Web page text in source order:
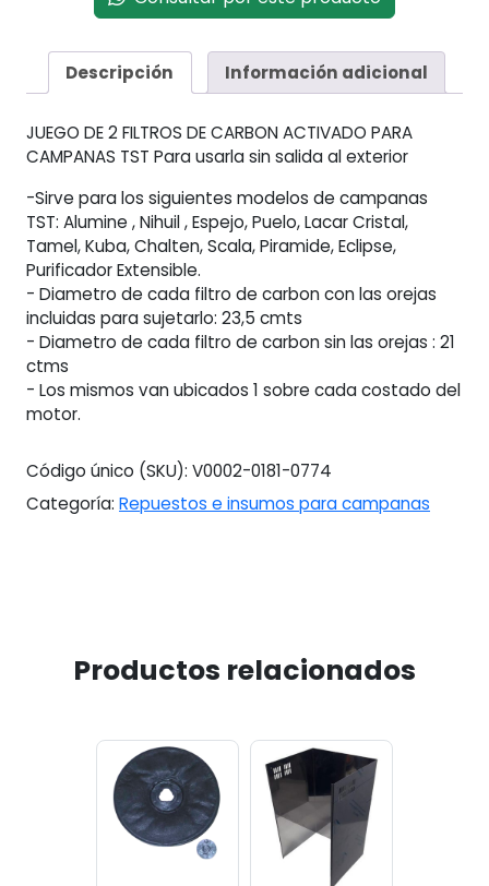
Campanas
Salida
TST
2
Unidades
cantidad
Descripción Información adicional
JUEGO DE 2 FILTROS DE CARBON ACTIVADO PARA
CAMPANAS TST Para usarla sin salida al exterior
-Sirve para los siguientes modelos de campanas
TST: Alumine , Nihuil , Espejo, Puelo, Lacar Cristal,
Tamel, Kuba, Chalten, Scala, Piramide, Eclipse,
Purificador Extensible.
- Diametro de cada filtro de carbon con las orejas
incluidas para sujetarlo: 23,5 cmts
- Diametro de cada filtro de carbon sin las orejas : 21
ctms
- Los mismos van ubicados 1 sobre cada costado del
motor.
Código único (SKU): V0002-0181-0774
Categoría: Repuestos e insumos para campanas
Productos relacionados